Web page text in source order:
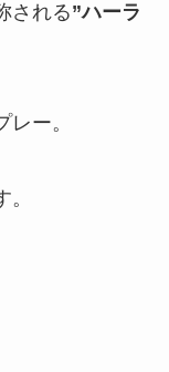
される”ハーラ
レー。